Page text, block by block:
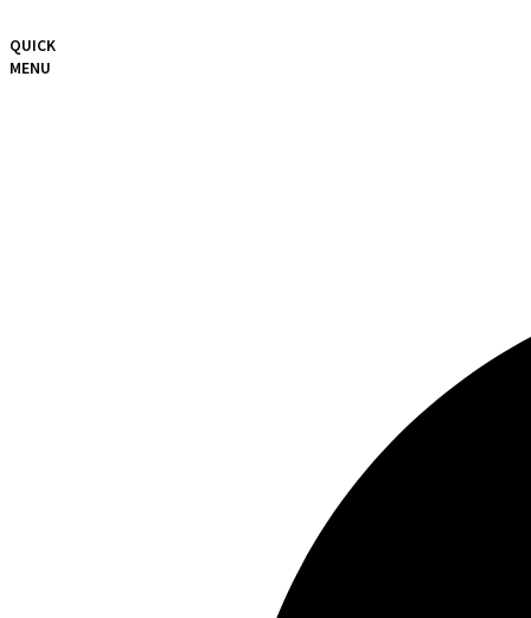
QUICK
MENU